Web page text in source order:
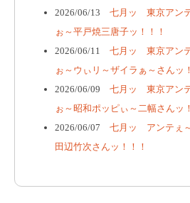
2026/06/13 七月ッ 東京アン
ぉ～平戸焼三唐子ッ！！！
2026/06/11 七月ッ 東京アン
ぉ～ウぃリ～ザイラぁ～さんッ
2026/06/09 七月ッ 東京アン
ぉ～昭和ポッピぃ～二幅さんッ
2026/06/07 七月ッ アンテぇ
田辺竹次さんッ！！！